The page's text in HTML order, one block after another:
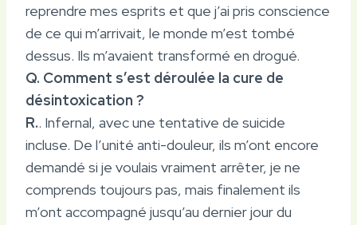
reprendre mes esprits et que j’ai pris conscience
de ce qui m’arrivait, le monde m’est tombé
dessus. Ils m’avaient transformé en drogué.
Q. Comment s’est déroulée la cure de
désintoxication ?
R.. Infernal, avec une tentative de suicide
incluse. De l’unité anti-douleur, ils m’ont encore
demandé si je voulais vraiment arrêter, je ne
comprends toujours pas, mais finalement ils
m’ont accompagné jusqu’au dernier jour du